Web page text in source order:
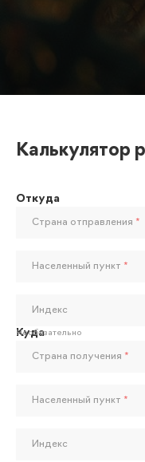
Калькулятор
Откуда
Страна отправления *
Населенный пункт *
Индекс
Необязательно
Куда
Страна получения *
Населенный пункт *
Индекс